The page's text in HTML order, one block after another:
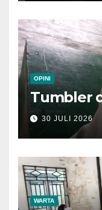
OPINI
Tumbler
30 JULI 2026
WARTA